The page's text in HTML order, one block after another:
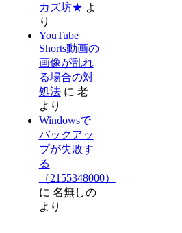
カズ坊★ よ
り
YouTube
Shorts動画の
画像が乱れ
る場合の対
処法に 老
より
Windowsで
バックアッ
プが失敗す
る
（2155348000）
に 名無しの
より